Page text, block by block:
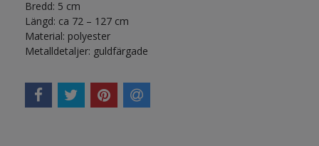
Bredd: 5 cm
Längd: ca 72 – 127 cm
Material: polyester
Metalldetaljer: guldfärgade